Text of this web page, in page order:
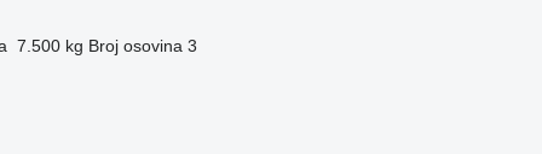
7.500 kg Broj osovina 3